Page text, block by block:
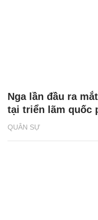
QUÂN SỰ
Nga lần đầu ra
tại triển lãm quốc